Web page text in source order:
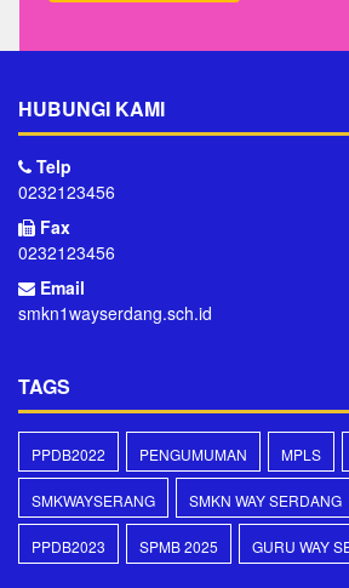
HUBUNGI KAMI
Telp
0232123456
Fax
0232123456
Email
smkn1wayserdang.sch.id
TAGS
PPDB2022 PENGUMUMAN MPLS
SMKWAYSERANG SMKN WAY SERDANG
PPDB2023 SPMB 2025 GURU WAY